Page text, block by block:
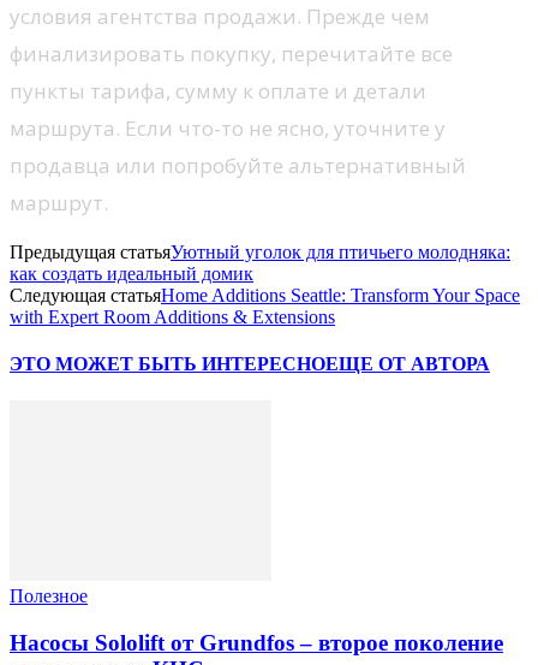
условия агентства продажи. Прежде чем
финализировать покупку, перечитайте все
пункты тарифа, сумму к оплате и детали
маршрута. Если что-то не ясно, уточните у
продавца или попробуйте альтернативный
маршрут.
Предыдущая статьяУютный уголок для птичьего молодняка:
как создать идеальный домик
Следующая статьяHome Additions Seattle: Transform Your Space
with Expert Room Additions & Extensions
ЭТО МОЖЕТ БЫТЬ ИНТЕРЕСНОЕЩЕ ОТ АВТОРА
Полезное
Насосы Sololift от Grundfos – второе поколение